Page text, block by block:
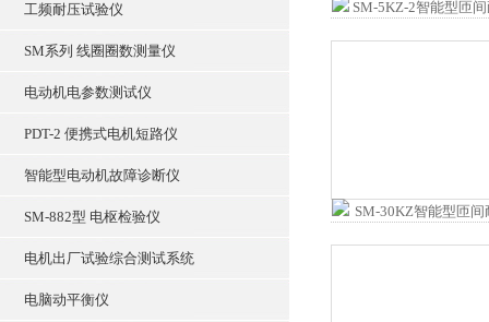
工频耐压试验仪
SM系列 线圈圈数测量仪
电动机电参数测试仪
PDT-2 便携式电机短路仪
智能型电动机故障诊断仪
SM-882型 电枢检验仪
电机出厂试验综合测试系统
电脑动平衡仪